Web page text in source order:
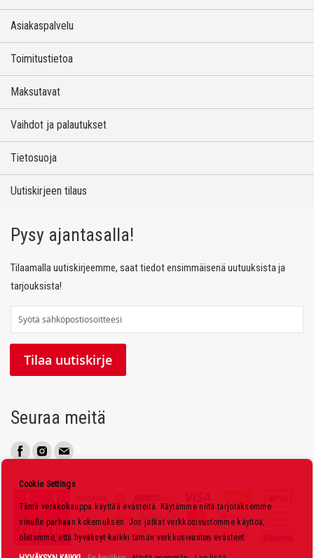
Asiakaspalvelu
Toimitustietoa
Maksutavat
Vaihdot ja palautukset
Tietosuoja
Uutiskirjeen tilaus
Pysy ajantasalla!
Tilaamalla uutiskirjeemme, saat tiedot ensimmäisenä uutuuksista ja
tarjouksista!
i
u
i
Tilaa uutiskirje
Seuraa meitä
Cookie Settings
Tämä verkkokauppa käyttää evästeitä. Käytämme niitä tarjotaksemme
sinulle parhaan kokemuksen. Jos jatkat verkkosivustomme käyttöä,
oletamme, että hyväksyt kaikki tämän verkkosivuston evästeet.